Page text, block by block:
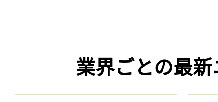
業界ごとの最